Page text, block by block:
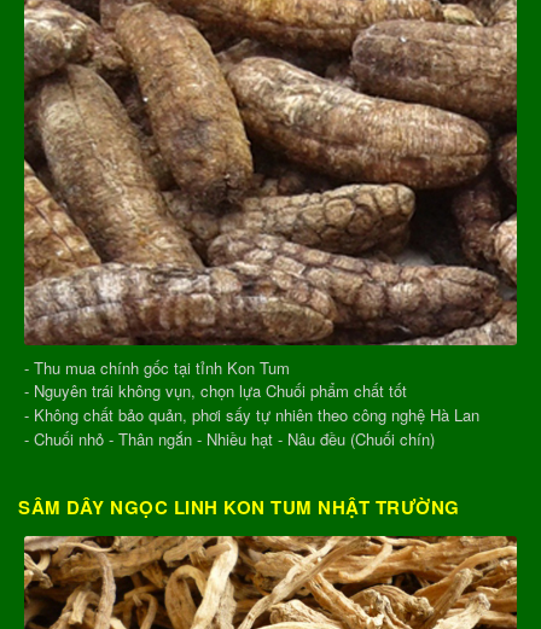
- Thu mua chính gốc tại tỉnh Kon Tum
- Nguyên trái không vụn, chọn lựa Chuối phẩm chất tốt
- Không chất bảo quản, phơi sấy tự nhiên theo công nghệ Hà Lan
- Chuối nhỏ - Thân ngắn - Nhiều hạt - Nâu đều (Chuối chín)
SÂM DÂY NGỌC LINH KON TUM NHẬT TRƯỜNG